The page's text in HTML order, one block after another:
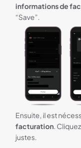
informations de
“Save”.
Ensuite, il est
facturation.
justes.